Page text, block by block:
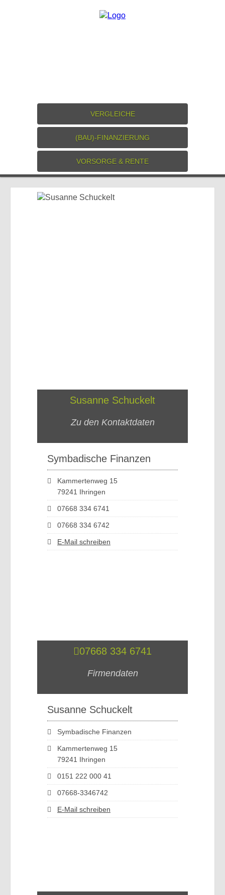
VERGLEICHE
(BAU)-FINANZIERUNG
VORSORGE & RENTE
Susanne Schuckelt
Zu den Kontaktdaten
Symbadische Finanzen
Kammertenweg 15
79241 Ihringen
07668 334 6741
07668 334 6742
E-Mail schreiben
07668 334 6741
Firmendaten
Susanne Schuckelt
Symbadische Finanzen
Kammertenweg 15
79241 Ihringen
0151 222 000 41
07668-3346742
E-Mail schreiben